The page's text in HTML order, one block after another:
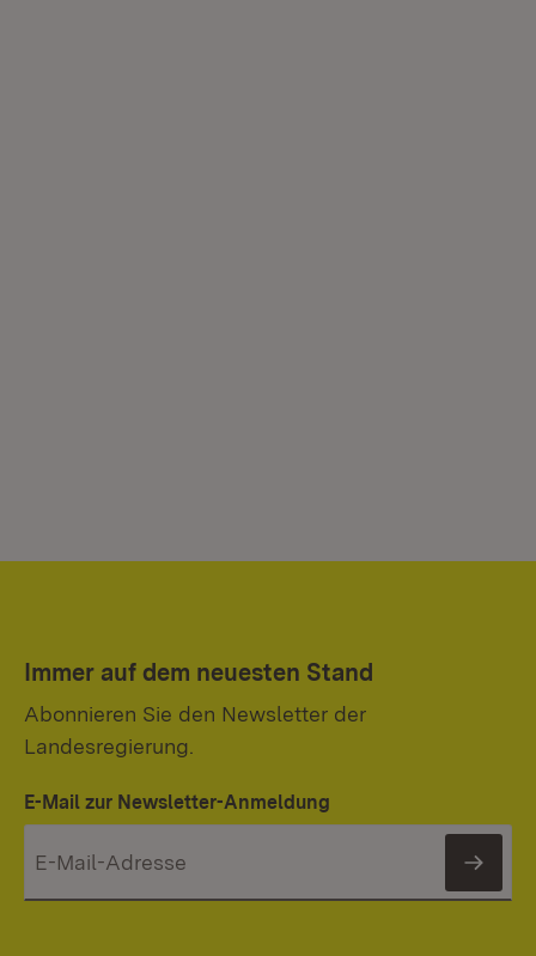
Immer auf dem neuesten Stand
Abonnieren Sie den Newsletter der
Landesregierung.
E-Mail zur Newsletter-Anmeldung